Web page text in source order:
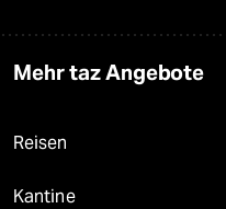
Mehr taz Angebote
Reisen
Kantine